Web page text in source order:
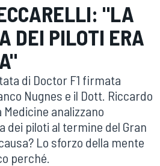
"LA
DEI PILOTI ERA
di Doctor F1 firmata
Nugnes e il Dott. Riccardo
analizzano
dei piloti al termine del Gran
Lo sforzo della mente
perché.